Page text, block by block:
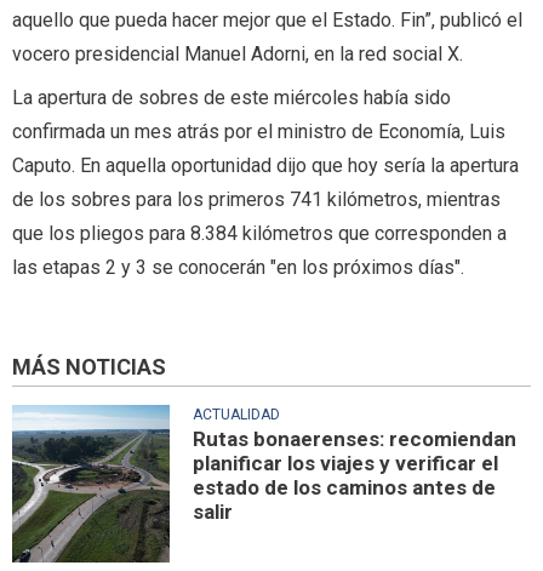
aquello que pueda hacer mejor que el Estado. Fin”, publicó el
vocero presidencial Manuel Adorni, en la red social X.
La apertura de sobres de este miércoles había sido
confirmada un mes atrás por el ministro de Economía, Luis
Caputo. En aquella oportunidad dijo que hoy sería la apertura
de los sobres para los primeros 741 kilómetros, mientras
que los pliegos para 8.384 kilómetros que corresponden a
las etapas 2 y 3 se conocerán "en los próximos días".
MÁS NOTICIAS
ACTUALIDAD
Rutas bonaerenses: recomiendan
planificar los viajes y verificar el
estado de los caminos antes de
salir